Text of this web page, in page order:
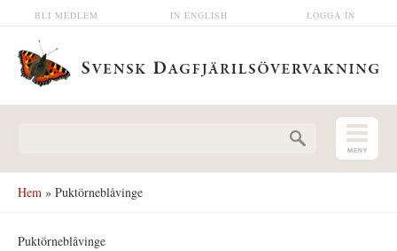
Hoppa till huvudinnehåll LOGGA IN
IN ENGLISH
BLI MEDLEM
Hem » Puktörneblåvinge
Puktörneblåvinge